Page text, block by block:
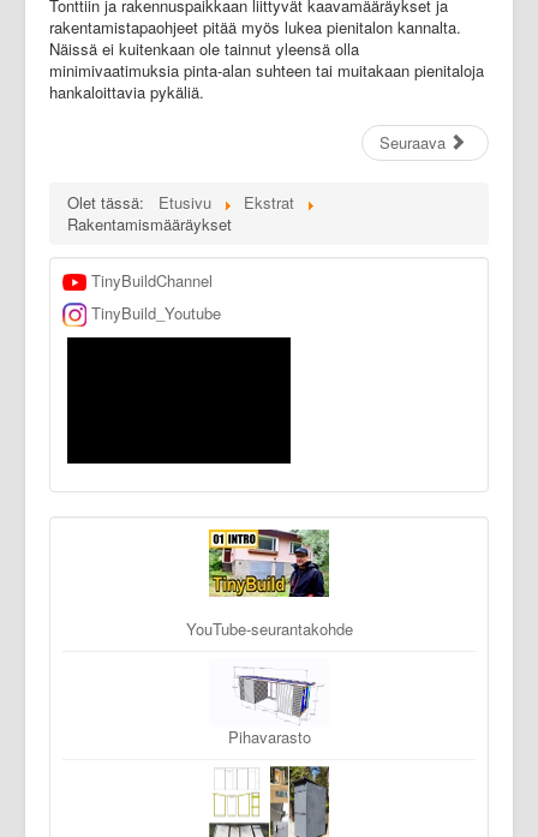
Tonttiin ja rakennuspaikkaan liittyvät kaavamääräykset ja
rakentamistapaohjeet pitää myös lukea pienitalon kannalta.
Näissä ei kuitenkaan ole tainnut yleensä olla
minimivaatimuksia pinta-alan suhteen tai muitakaan pienitaloja
hankaloittavia pykäliä.
Seuraava
Olet tässä: Etusivu
Ekstrat
Rakentamismääräykset
TinyBuildChannel
TinyBuild_Youtube
YouTube-seurantakohde
Pihavarasto